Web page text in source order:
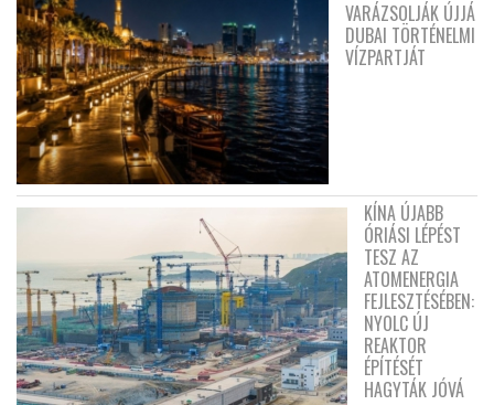
VARÁZSOLJÁK ÚJJÁ
DUBAI TÖRTÉNELMI
VÍZPARTJÁT
KÍNA ÚJABB
ÓRIÁSI LÉPÉST
TESZ AZ
ATOMENERGIA
FEJLESZTÉSÉBEN:
NYOLC ÚJ
REAKTOR
ÉPÍTÉSÉT
HAGYTÁK JÓVÁ